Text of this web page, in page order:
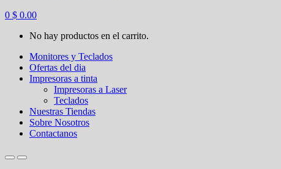
0 $ 0.00
No hay productos en el carrito.
Monitores y Teclados
Ofertas del dia
Impresoras a tinta
Impresoras a Laser
Teclados
Nuestras Tiendas
Sobre Nosotros
Contactanos